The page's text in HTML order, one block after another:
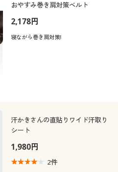
おやすみ巻き肩対策ベルト
2,178円
寝ながら巻き肩対策!
汗かきさんの直貼りワイド汗取り
シート
1,980円
2件